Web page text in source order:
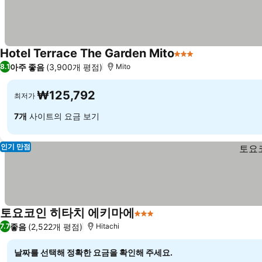
Hotel Terrace The Garden Mito3 성급
8.1아주 좋음 (3,900개 평점) Mito
최저가 ₩125,792
7개 사이트의 요금 보기
인기 만점
토요코인 히타치 에키마에3 성급
7.7좋음 (2,522개 평점) Hitachi
날짜를 선택해 정확한 요금을 확인해 주세요.